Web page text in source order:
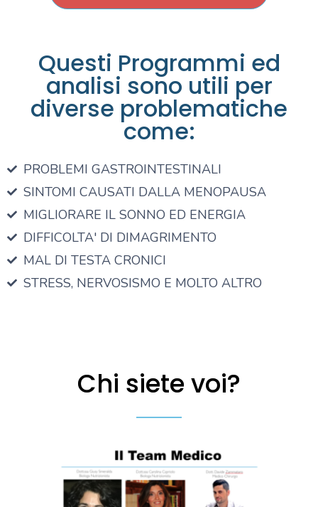
Questi Programmi ed
analisi sono utili per
diverse problematiche
come:
PROBLEMI GASTROINTESTINALI
SINTOMI CAUSATI DALLA MENOPAUSA
MIGLIORARE IL SONNO ED ENERGIA
DIFFICOLTA' DI DIMAGRIMENTO
MAL DI TESTA CRONICI
STRESS, NERVOSISMO E MOLTO ALTRO
Chi siete voi?